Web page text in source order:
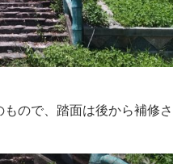
ので、踏面は後から補修さ